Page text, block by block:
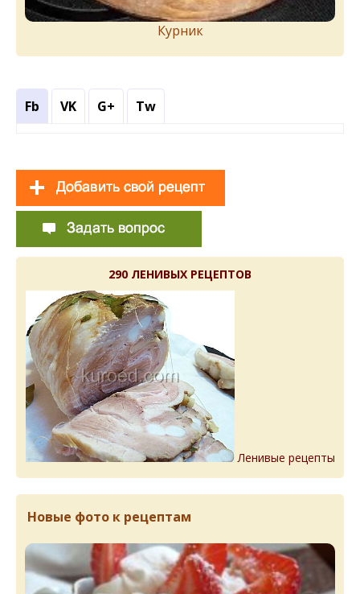
Курник
Fb VK G+ Tw
290 ЛЕНИВЫХ РЕЦЕПТОВ
Ленивые рецепты
Новые фото к рецептам